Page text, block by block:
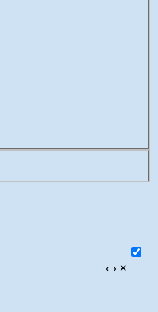
‹ › ×